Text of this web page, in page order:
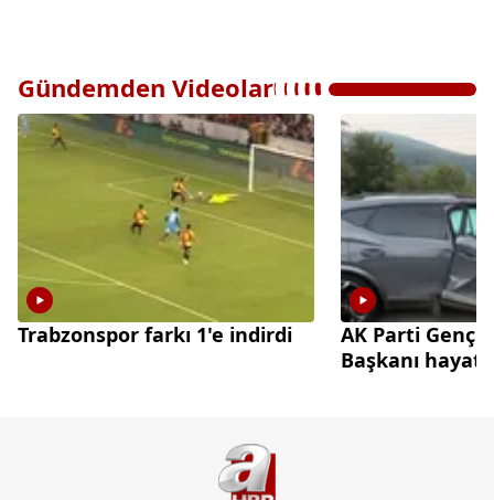
Gündemden Videolar
Trabzonspor farkı 1'e indirdi
AK Parti
Başkanı